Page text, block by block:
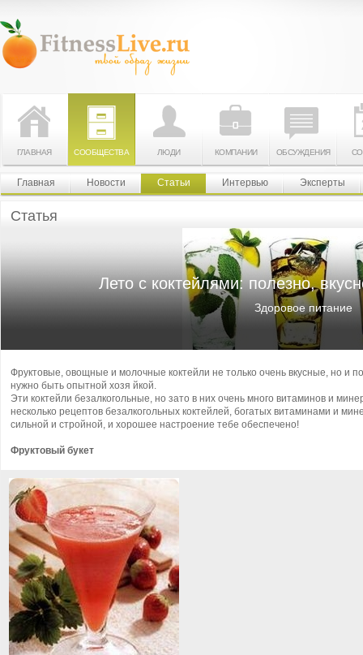
ГЛАВНАЯ СООБЩЕСТВА ЛЮДИ КОМПАНИИ ОБСУЖДЕНИЯ
Главная Новости Статьи Интервью Эксперты
Статья
Лето с коктейлями: полезно,
Здоровое питание
Фруктовые, овощные и молочные коктейли не только очень вкусные, но и
нужно быть опытной хозя йкой.
Эти коктейли безалкогольные, но зато в них очень много витаминов и
несколько рецептов безалкогольных коктейлей, богатых витаминами и
сильной и стройной, и хорошее настроение тебе обеспечено!
Фруктовый букет